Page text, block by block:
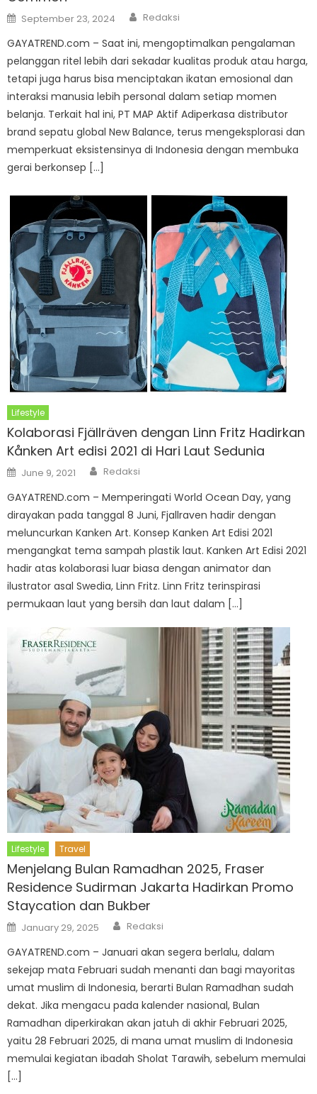
Posted
on
September 23, 2024 Author
Redaksi
GAYATREND.com – Saat ini, mengoptimalkan pengalaman
pelanggan ritel lebih dari sekadar kualitas produk atau harga,
tetapi juga harus bisa menciptakan ikatan emosional dan
interaksi manusia lebih personal dalam setiap momen
belanja. Terkait hal ini, PT MAP Aktif Adiperkasa distributor
brand sepatu global New Balance, terus mengeksplorasi dan
memperkuat eksistensinya di Indonesia dengan membuka
gerai berkonsep […]
Lifestyle
Kolaborasi Fjällräven dengan Linn Fritz Hadirkan
Kånken Art edisi 2021 di Hari Laut Sedunia
Posted
on
June 9, 2021 Author
Redaksi
GAYATREND.com – Memperingati World Ocean Day, yang
dirayakan pada tanggal 8 Juni, Fjallraven hadir dengan
meluncurkan Kanken Art. Konsep Kanken Art Edisi 2021
mengangkat tema sampah plastik laut. Kanken Art Edisi 2021
hadir atas kolaborasi luar biasa dengan animator dan
ilustrator asal Swedia, Linn Fritz. Linn Fritz terinspirasi
permukaan laut yang bersih dan laut dalam […]
Lifestyle Travel
Menjelang Bulan Ramadhan 2025, Fraser
Residence Sudirman Jakarta Hadirkan Promo
Staycation dan Bukber
Posted
on
January 29, 2025 Author
Redaksi
GAYATREND.com – Januari akan segera berlalu, dalam
sekejap mata Februari sudah menanti dan bagi mayoritas
umat muslim di Indonesia, berarti Bulan Ramadhan sudah
dekat. Jika mengacu pada kalender nasional, Bulan
Ramadhan diperkirakan akan jatuh di akhir Februari 2025,
yaitu 28 Februari 2025, di mana umat muslim di Indonesia
memulai kegiatan ibadah Sholat Tarawih, sebelum memulai
[…]